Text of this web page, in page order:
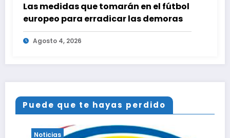
Las medidas que tomarán en el fútbol
europeo para erradicar las demoras
Agosto 4, 2026
Puede que te hayas perdido